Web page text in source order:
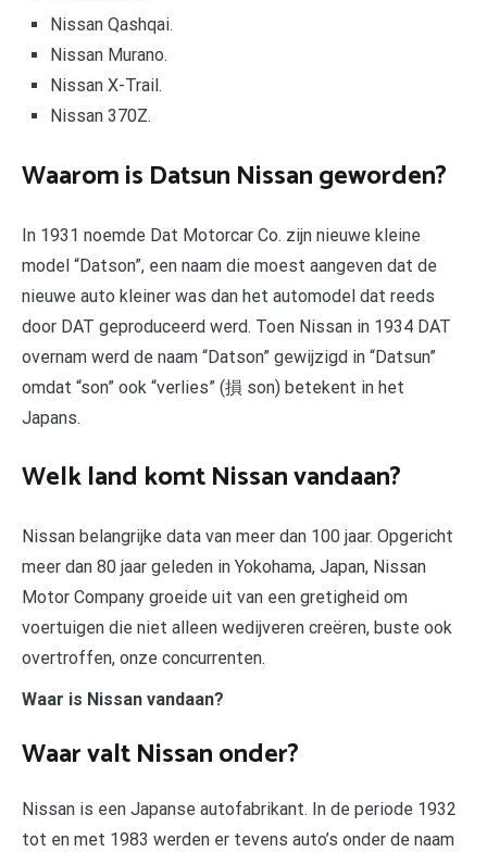
Nissan Qashqai.
Nissan Murano.
Nissan X-Trail.
Nissan 370Z.
Waarom is Datsun Nissan geworden?
In 1931 noemde Dat Motorcar Co. zijn nieuwe kleine
model “Datson”, een naam die moest aangeven dat de
nieuwe auto kleiner was dan het automodel dat reeds
door DAT geproduceerd werd. Toen Nissan in 1934 DAT
overnam werd de naam “Datson” gewijzigd in “Datsun”
omdat “son” ook “verlies” (損 son) betekent in het
Japans.
Welk land komt Nissan vandaan?
Nissan belangrijke data van meer dan 100 jaar. Opgericht
meer dan 80 jaar geleden in Yokohama, Japan, Nissan
Motor Company groeide uit van een gretigheid om
voertuigen die niet alleen wedijveren creëren, buste ook
overtroffen, onze concurrenten.
Waar is Nissan vandaan?
Waar valt Nissan onder?
Nissan is een Japanse autofabrikant. In de periode 1932
tot en met 1983 werden er tevens auto’s onder de naam